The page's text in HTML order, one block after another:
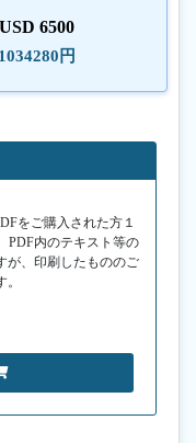
USD 6500
1034280円
をご購入された方１
PDF内のテキスト等の
が、印刷したもののご